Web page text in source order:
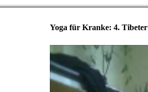
Yoga für Kranke: 4. Tibeter